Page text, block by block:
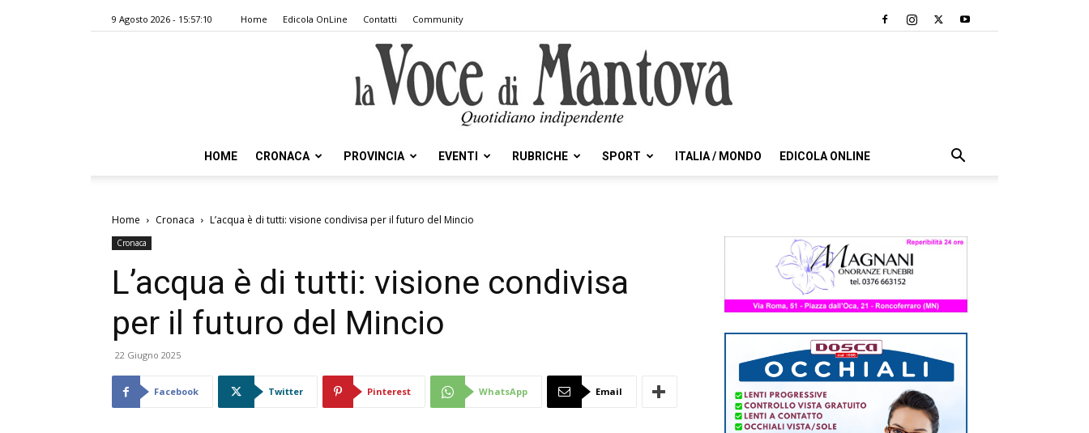
9 Agosto 2026 - 15:57:10 Home Edicola OnLine Contatti Community
Voce
HOME CRONACA PROVINCIA EVENTI RUBRICHE SPORT ITALIA / MONDO EDICOLA ONLINE
Home Cronaca L’acqua è di tutti: visione condivisa per il futuro del Mincio
Cronaca
L’acqua è di tutti: visione condivisa
per il futuro del Mincio
22 Giugno 2025
Facebook Twitter Pinterest WhatsApp Email